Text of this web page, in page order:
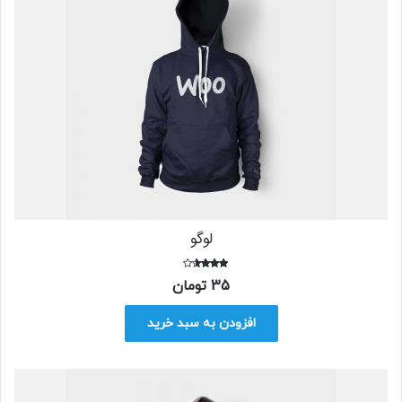
لوگو
امتیاز
3.0035 تومان
افزودن به سبد خرید